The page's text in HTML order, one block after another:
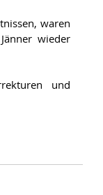
waren
wieder
und